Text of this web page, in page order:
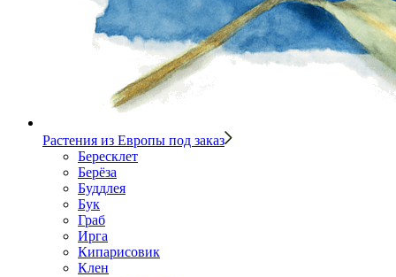
Растения из Европы под заказ
Бересклет
Берёза
Буддлея
Бук
Граб
Ирга
Кипарисовик
Клен